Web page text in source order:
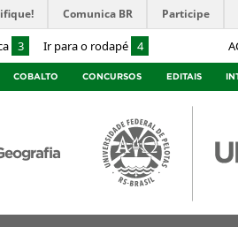
3 Ir para o rodapé 4
Comunica BR Participe
COBALTO CONCURSOS EDITAIS